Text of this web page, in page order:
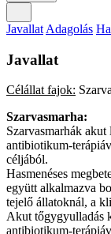
Javallat Adagolás
Javallat
Célállat fajok:
Szarvasmarha:
Szarvasmarhák
antibiotikum-
céljából.
Hasmenéses
együtt alkalmazva
tejelő állatoknál, a
Akut tőgygyulladás
antibiotikum-